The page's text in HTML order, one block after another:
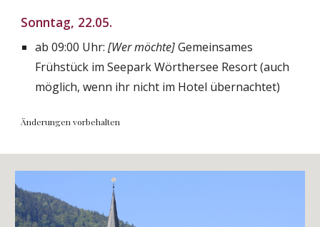
Sonntag, 22.05.
ab 09:00 Uhr: [Wer möchte] Gemeinsames
Frühstück im Seepark Wörthersee Resort (auch
möglich, wenn ihr nicht im Hotel übernachtet)
Änderungen vorbehalten